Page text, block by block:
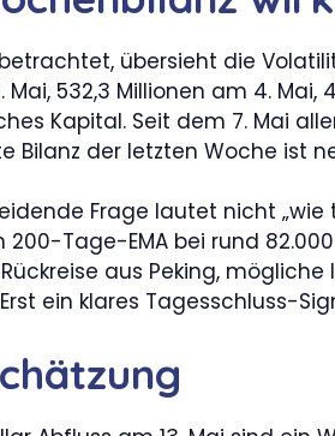
betrachtet, übersieht die
Mai, 532,3 Millionen am 4.
Kapital. Seit dem 7. Mai
Bilanz der letzten Woche
Frage lautet nicht „wie
200-Tage-EMA bei rund
aus Peking,
ein klares Tagesschluss-